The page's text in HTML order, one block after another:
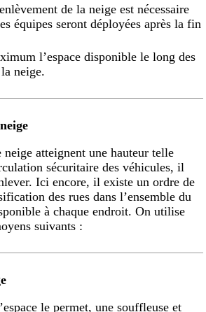
de la neige est nécessaire
équipes seront déployées après la fin
l’espace disponible le long des
neige.
neige atteignent une hauteur telle
sécuritaire des véhicules, il
Ici encore, il existe un ordre de
des rues dans l’ensemble du
à chaque endroit. On utilise
suivants :
le permet, une souffleuse et